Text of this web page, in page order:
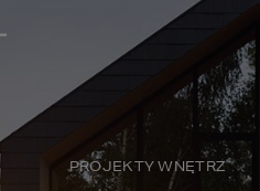
PROJEKTY WNĘTRZ